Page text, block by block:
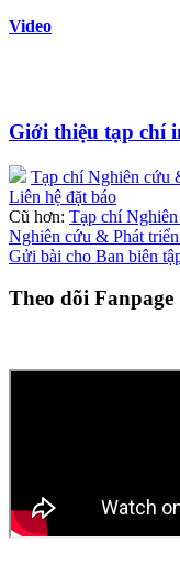
Video
Giới thiệu tạp chí
Tạp chí Nghiên cứu
Liên hệ đặt báo
Cũ hơn: Tạp chí
Nghiên cứu & Phát
Gửi bài cho Ban biên
Theo dõi Fanpage